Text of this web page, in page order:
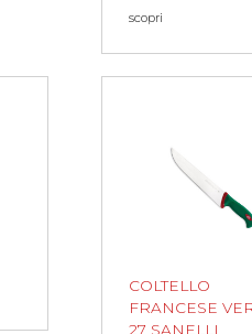
scopri
COLTELLO
FRANCESE
27 SANELLI